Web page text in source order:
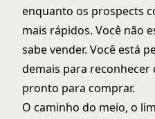
enquanto os prospects
mais rápidos. Você não
sabe vender. Você está
demais para reconhecer
pronto para comprar.
O caminho do meio, o